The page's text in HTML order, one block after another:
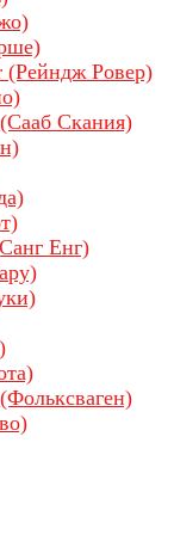
(Рейндж Ровер)
Скания)
Енг)